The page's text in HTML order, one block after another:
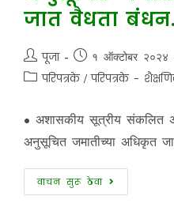
जात वैधता बंधन.
पूजा १ ऑक्टोबर २०२४
परिपत्रके / परिपत्रके -
• अशासकीय सूत्रीय संकलित
अनुसूचित जमातीच्या अधिकृत
वाचन सुरू ठेवा